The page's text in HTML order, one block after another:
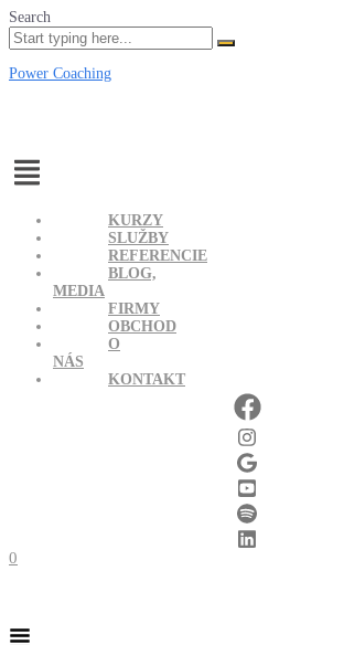
Search
Power Coaching
Menu
KURZY
SLUŽBY
REFERENCIE
BLOG,
MEDIA
FIRMY
OBCHOD
O
NÁS
KONTAKT
0
Menu